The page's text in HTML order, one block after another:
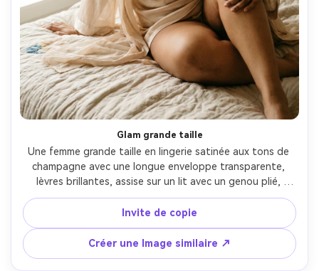
Glam grande taille
Une femme grande taille en lingerie satinée aux tons de
champagne avec une longue enveloppe transparente,
lèvres brillantes, assise sur un lit avec un genou plié,
regardant hors de la caméra, lumière douce de la fenêtre
et remplissage de réflecteur, Canon EOS R6 Mark II, 85mm
f/1.4, flatteur léger angle haut, qualité de couleur
éditoriale chaude, texture naturelle de la peau, mise au
point nette, haute résolution- -ar 4:5
Invite de copie
Créer une Image similaire ↗
Créez des images IA
à l’infini. 100 %
gratuit!
Créer Gratuitement →